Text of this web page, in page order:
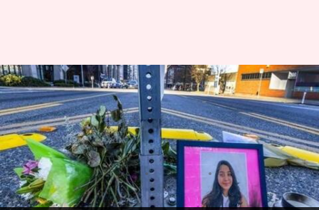
ஆந்திர மாணவியின்
மரணம் குறித்து
கிண்டலடித்த அமெரிக்க
போலீசார் பணிமாற்றம்
எழுதியவர் Venkatalakshmi V Sep 29, 2023 01:26 pm